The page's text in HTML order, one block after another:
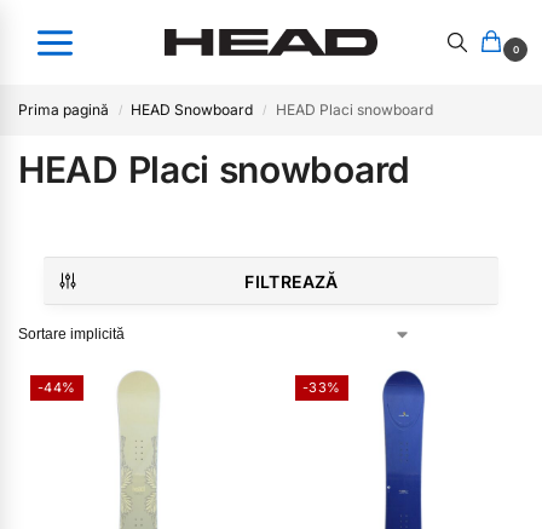
0
Prima pagină / HEAD Snowboard / HEAD Placi snowboard
HEAD Placi snowboard
FILTREAZĂ
-44% -33%